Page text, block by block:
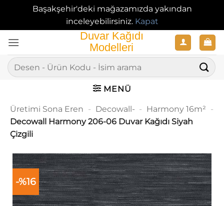
Başakşehir'deki mağazamızda yakından
inceleyebilirsiniz. Kapat
atla
Ara:
MENÜ
Üretimi Sona Eren - Decowall- - Harmony 16m² -
Decowall Harmony 206-06 Duvar Kağıdı Siyah
Çizgili
-%16